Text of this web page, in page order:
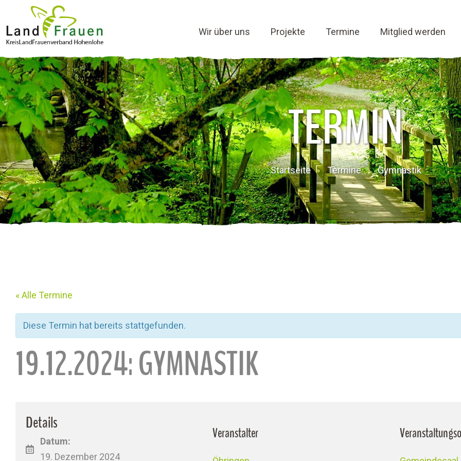
Wir über uns Projekte Termine Mitglied werden
TERMIN
Startseite Termine Gymnastik
« Alle Termine
Diese Termin hat bereits stattgefunden.
19.12.2024: GYMNASTIK
Details
Datum:
19. Dezember 2024
Veranstalter